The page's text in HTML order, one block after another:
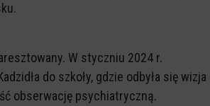
W styczniu 2024 r.
do szkoły, gdzie odbyła się wizja
obserwację psychiatryczną.